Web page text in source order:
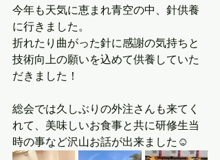
今年も天気に恵まれ青空の中、針供養
に行きました。
折れたり曲がった針に感謝の気持ちと
技術向上の願いを込めて供養していた
だきました！
総会では久しぶりの外注さんも来てく
れて、美味しいお食事と共に研修生当
時の事など沢山お話が出来ました☺︎